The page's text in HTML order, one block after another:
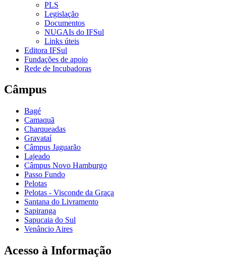
PLS
Legislação
Documentos
NUGAIs do IFSul
Links úteis
Editora IFSul
Fundações de apoio
Rede de Incubadoras
Câmpus
Bagé
Camaquã
Charqueadas
Gravataí
Câmpus Jaguarão
Lajeado
Câmpus Novo Hamburgo
Passo Fundo
Pelotas
Pelotas - Visconde da Graça
Santana do Livramento
Sapiranga
Sapucaia do Sul
Venâncio Aires
Acesso à Informação